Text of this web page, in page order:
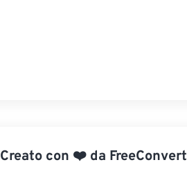
Creato con ❤️ da FreeConvert